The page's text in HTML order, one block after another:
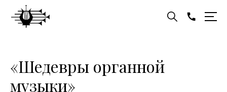
«Шедевры органной
музыки»